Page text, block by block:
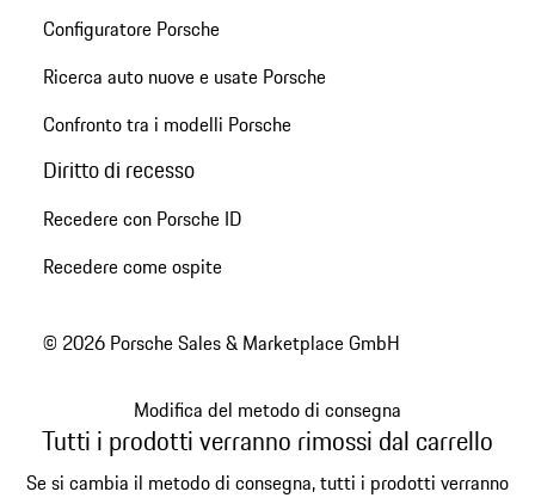
Configuratore Porsche
Ricerca auto nuove e usate Porsche
Confronto tra i modelli Porsche
Diritto di recesso
Recedere con Porsche ID
Recedere come ospite
© 2026 Porsche Sales & Marketplace GmbH
Modifica del metodo di consegna
Tutti i prodotti verranno rimossi dal carrello
Se si cambia il metodo di consegna, tutti i prodotti verranno